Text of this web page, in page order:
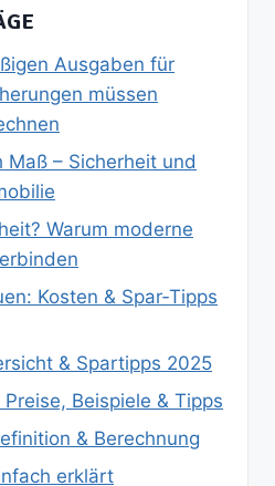
Ausgaben für
müssen
Maß – Sicherheit und
Warum moderne
Kosten & Spar‑Tipps
& Spartipps 2025
Beispiele & Tipps
& Berechnung
erklärt